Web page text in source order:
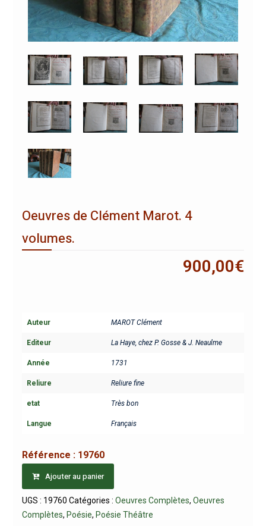
Oeuvres de Clément Marot. 4
volumes.
900,00€
Auteur MAROT Clément
Editeur La Haye, chez P. Gosse & J. Neaulme
Année 1731
Reliure Reliure fine
etat Très bon
Langue Français
Référence : 19760
Ajouter au panier
UGS : 19760 Catégories : Oeuvres Complètes, Oeuvres
Complètes, Poésie, Poésie Théâtre